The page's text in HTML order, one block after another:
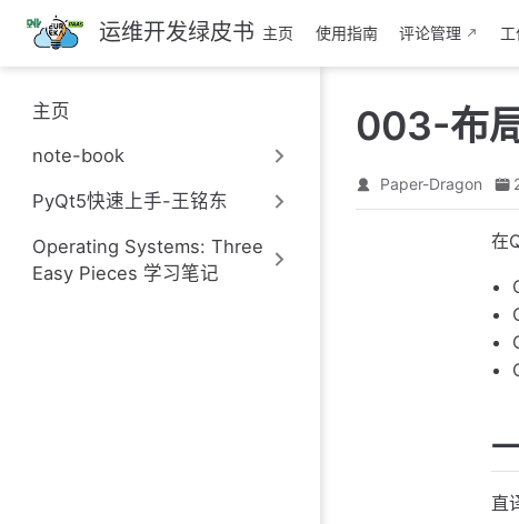
跳
至
主
要
內
运维开发绿皮书 主页 使用指南 评论管理
主页
note-book
PyQt5快速上手-王铭东
Operating Systems: Three
Easy Pieces 学习笔记
003-布
Paper-Dragon
在
直